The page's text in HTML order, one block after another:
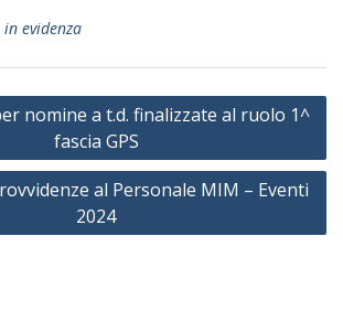
evidenza
nomine a t.d. finalizzate al ruolo 1^
fascia GPS
al Personale MIM – Eventi
2024